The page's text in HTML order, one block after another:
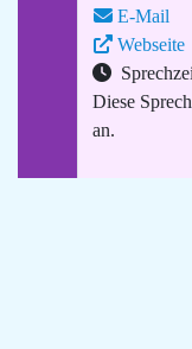
E-Mail
Webseite
Diese
an.